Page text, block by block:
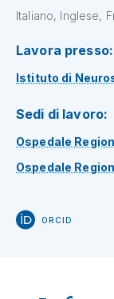
Italiano, Inglese,
Lavora presso:
Istituto di
Sedi di lavoro:
Ospedale
Ospedale
ORCID